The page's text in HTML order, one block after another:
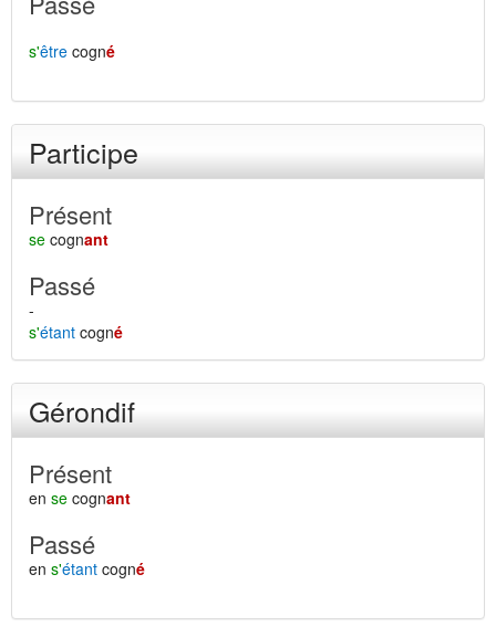
s'être cogné
Participe
Présent
se cognant
Passé
-
s'étant cogné
Gérondif
Présent
en se cognant
Passé
en s'étant cogné